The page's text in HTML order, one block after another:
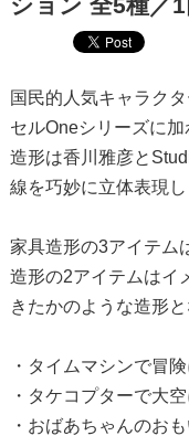
国民的人気キャラク
セルOneシリーズに加
造形は香川雅彦と
線を巧妙に立体表現し
家具造形の3アイテム
造形の2アイテムはイ
きたかのような造形と
・タイムマシンで冒
・タケコプターで大
・おばあちゃんのお